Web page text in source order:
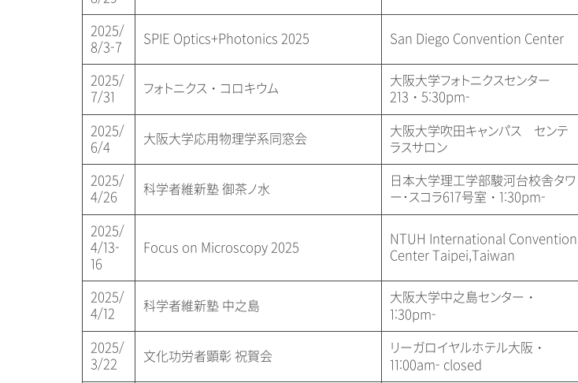
2025/
8/3-7
SPIE Optics+Photonics 2025 San Diego Convention Center
2025/
7/31
フォトニクス・コロキウム
大阪大学フォトニクスセンター
213・5:30pm-
2025/
6/4
大阪大学応用物理学系同窓会
大阪大学吹田キャンパス センテ
ラスサロン
2025/
4/26
科学者維新塾 御茶ノ水
日本大学理工学部駿河台校舎タワ
ー･スコラ617号室・1:30pm-
2025/
4/13-
16
Focus on Microscopy 2025
NTUH International Convention
Center Taipei,Taiwan
2025/
4/12
科学者維新塾 中之島
大阪大学中之島センター・
1:30pm-
2025/
3/22
文化功労者顕彰 祝賀会
リーガロイヤルホテル大阪・
11:00am- closed